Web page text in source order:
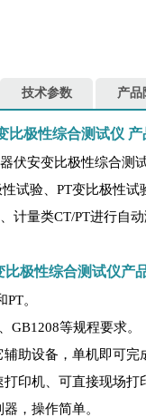
技术参数 产品
比极性综合测试仪 产
伏安变比极性综合测
试验、PT变比极性
计量类CT/PT进行自
极性综合测试仪产
。
GB1208等规程要求。
助设备，单机即可完
印机、可直接现场打
，操作简单。